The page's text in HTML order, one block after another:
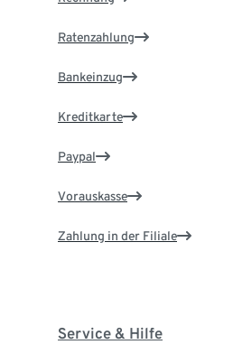
Ratenzahlung
Bankeinzug
Kreditkarte
Paypal
Vorauskasse
Zahlung in der Filiale
Service & Hilfe